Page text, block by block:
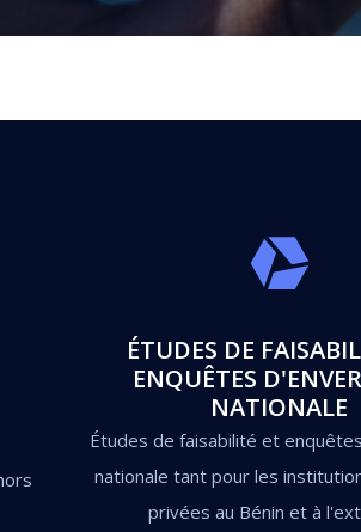
ÉTUDES DE
ENQUÊTES
NATIONALE
Études de faisabilité et
nationale tant pour les
privées au Bénin et à